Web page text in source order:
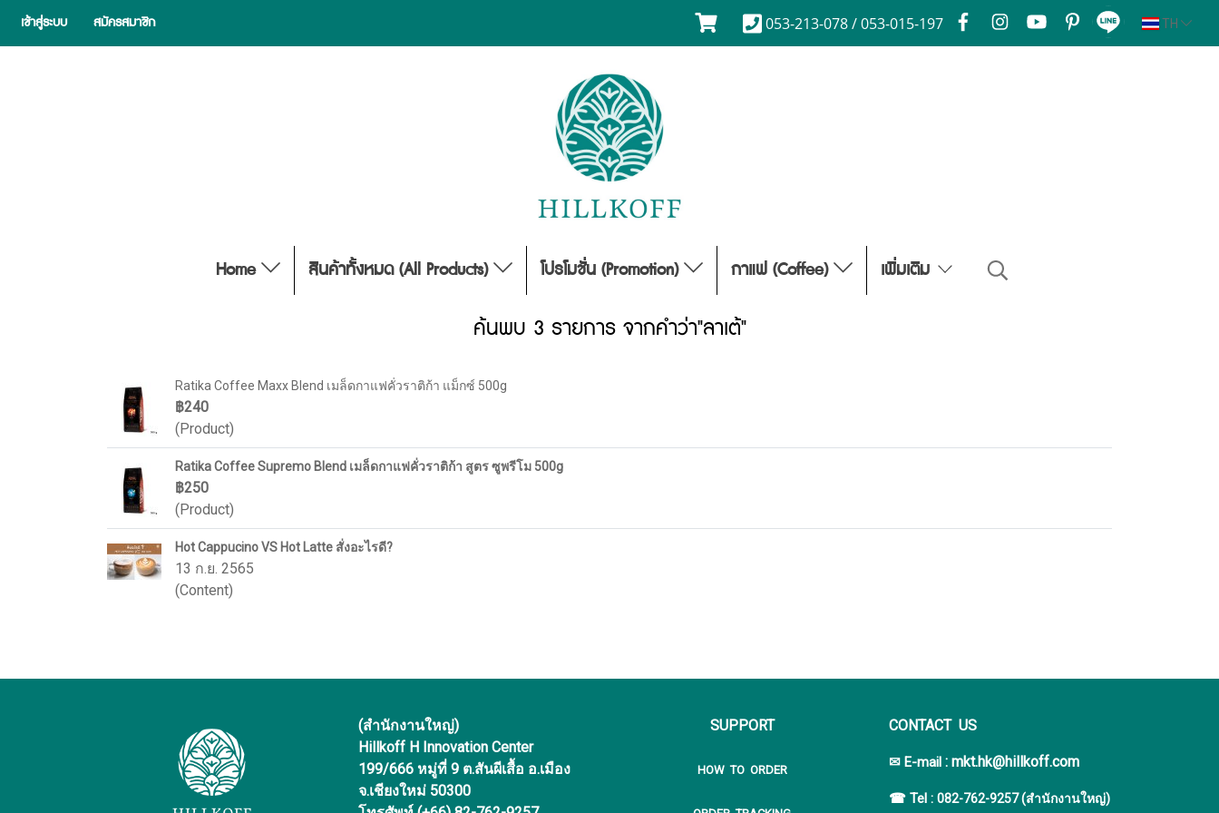
เข้าสู่ระบบ สมัครสมาชิก 053-213-078 / 053-015-197 TH
Home สินค้าทั้งหมด (All Products) โปรโมชั่น (Promotion) กาแฟ (Coffee) เพิ่มเติม
ค้นพบ 3 รายการ จากคำว่า"ลาเต้"
Ratika Coffee Maxx Blend เมล็ดกาแฟคั่วราติก้า แม็กซ์ 500g
฿240
(Product)
Ratika Coffee Supremo Blend เมล็ดกาแฟคั่วราติก้า สูตร ซูพรีโม 500g
฿250
(Product)
Hot Cappucino VS Hot Latte สั่งอะไรดี?
13 ก.ย. 2565
(Content)
(สำนักงานใหญ่)
Hillkoff H Innovation Center
199/666 หมู่ที่ 9 ต.สันผีเสื้อ อ.เมือง
จ.เชียงใหม่ 50300
SUPPORT
HOW TO ORDER
CONTACT US
✉ E-mail:mkt.hk@hillkoff.com
☎ Tel : 082-762-9257 (สำนักงานใหญ่)